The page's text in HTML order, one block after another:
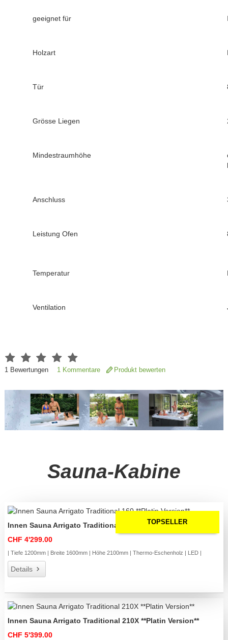
geeignet für
Holzart
Tür
Grösse Liegen
Mindestraumhöhe
Anschluss
Leistung Ofen
Temperatur
Ventilation
1Bewertungen 1 Kommentare Produkt bewerten
Sauna-Kabine
TOPSELLER
Innen Sauna Arrigato Traditional 160 **Platin Version**
CHF 4'299.00
| Tiefe 1200mm | Breite 1600mm | Höhe 2100mm | Thermo-Eschenholz | LED |
Details
Innen Sauna Arrigato Traditional 210X **Platin Version**
CHF 5'399.00